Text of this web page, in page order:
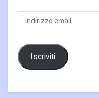
Indirizzo
email
Iscriviti